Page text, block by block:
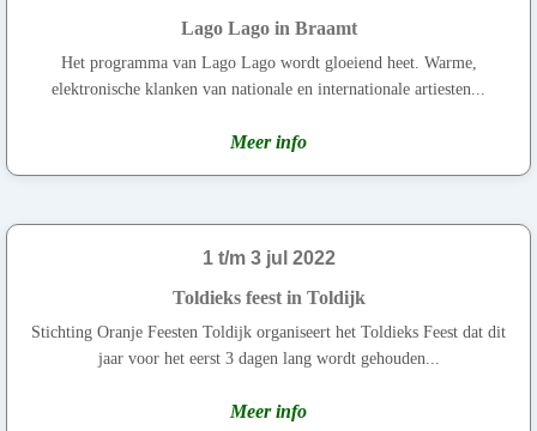
Lago Lago in Braamt
Het programma van Lago Lago wordt gloeiend heet. Warme,
elektronische klanken van nationale en internationale artiesten...
Meer info
1 t/m 3 jul 2022
Toldieks feest in Toldijk
Stichting Oranje Feesten Toldijk organiseert het Toldieks Feest dat dit
jaar voor het eerst 3 dagen lang wordt gehouden...
Meer info